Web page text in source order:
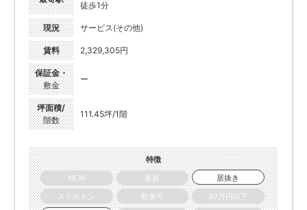
徒歩1分
現況 サービス(その他)
賃料 2,329,305円
保証金・
敷金
ー
坪面積/
階数
111.45坪/1階
特徴
NEW
更新
居抜き
スケルトン
飲食可
30万円以下